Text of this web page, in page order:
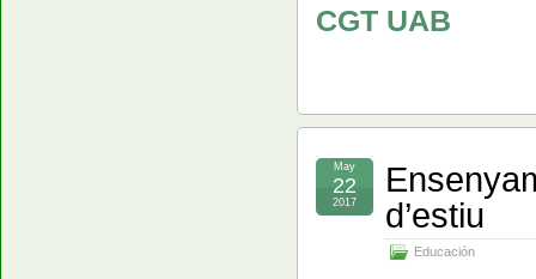
CGT UAB
d’estiu
Educación
May
22
2017